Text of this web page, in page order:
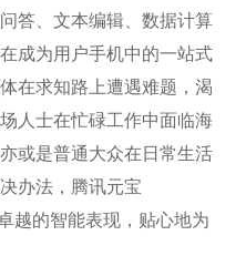
答、文本编辑、数据计算
成为用户手机中的一站式
在求知路上遭遇难题，渴
人士在忙碌工作中面临海
或是普通大众在日常生活
办法，腾讯元宝
越的智能表现，贴心地为